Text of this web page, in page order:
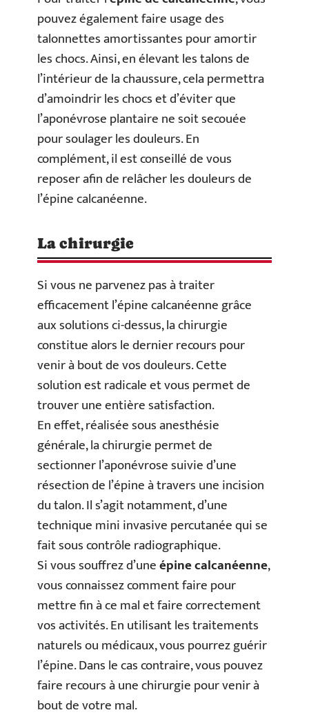
pouvez également faire usage des
talonnettes amortissantes pour amortir
les chocs. Ainsi, en élevant les talons de
l’intérieur de la chaussure, cela permettra
d’amoindrir les chocs et d’éviter que
l’aponévrose plantaire ne soit secouée
pour soulager les douleurs. En
complément, il est conseillé de vous
reposer afin de relâcher les douleurs de
l’épine calcanéenne.
La chirurgie
Si vous ne parvenez pas à traiter
efficacement l’épine calcanéenne grâce
aux solutions ci-dessus, la chirurgie
constitue alors le dernier recours pour
venir à bout de vos douleurs. Cette
solution est radicale et vous permet de
trouver une entière satisfaction.
En effet, réalisée sous anesthésie
générale, la chirurgie permet de
sectionner l’aponévrose suivie d’une
résection de l’épine à travers une incision
du talon. Il s’agit notamment, d’une
technique mini invasive percutanée qui se
fait sous contrôle radiographique.
Si vous souffrez d’uneépine calcanéenne,
vous connaissez comment faire pour
mettre fin à ce mal et faire correctement
vos activités. En utilisant les traitements
naturels ou médicaux, vous pourrez guérir
l’épine. Dans le cas contraire, vous pouvez
faire recours à une chirurgie pour venir à
bout de votre mal.